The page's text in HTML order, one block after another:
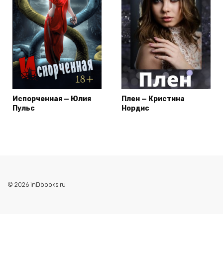
Испорченная — Юлия
Пульс
Плен — Кристина
Нордис
© 2026 inDbooks.ru